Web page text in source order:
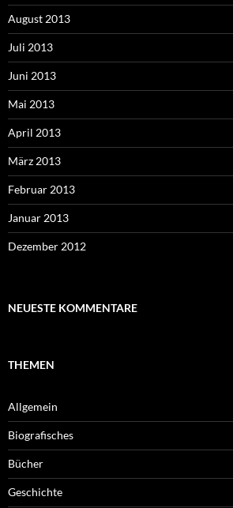
August 2013
Juli 2013
Juni 2013
Mai 2013
April 2013
März 2013
Februar 2013
Januar 2013
Dezember 2012
NEUESTE KOMMENTARE
THEMEN
Allgemein
Biografisches
Bücher
Geschichte